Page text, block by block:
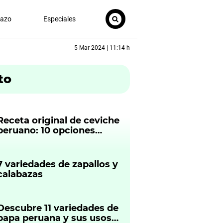
Especiales
5 Mar 2024 | 11:14 h
original de ceviche
10 opciones
variedades de zapallos y
11 variedades de
peruana y sus usos